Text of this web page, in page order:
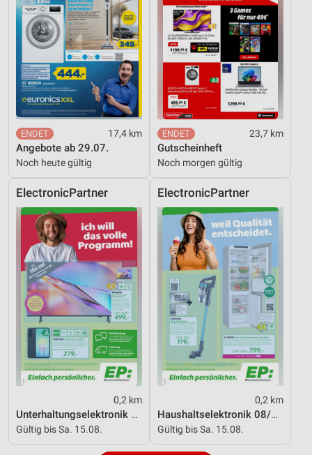
17,4 km
Angebote ab 29.07.
Noch heute gültig
23,7 km
Gutscheinheft
Noch morgen gültig
ElectronicPartner
0,2 km
Unterhaltungselektronik 08/2026
Gültig bis Sa. 15.08.
ElectronicPartner
0,2 km
Haushaltselektronik 08/2026
Gültig bis Sa. 15.08.